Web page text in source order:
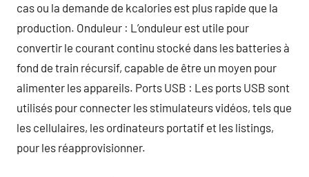
cas ou la demande de kcalories est plus rapide que la
production. Onduleur : L’onduleur est utile pour
convertir le courant continu stocké dans les batteries à
fond de train récursif, capable de être un moyen pour
alimenter les appareils. Ports USB : Les ports USB sont
utilisés pour connecter les stimulateurs vidéos, tels que
les cellulaires, les ordinateurs portatif et les listings,
pour les réapprovisionner.